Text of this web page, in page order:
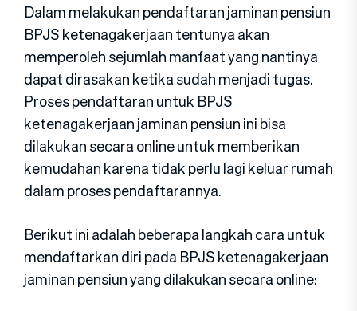
Dalam melakukan pendaftaran jaminan pensiun
BPJS ketenagakerjaan tentunya akan
memperoleh sejumlah manfaat yang nantinya
dapat dirasakan ketika sudah menjadi tugas.
Proses pendaftaran untuk BPJS
ketenagakerjaan jaminan pensiun ini bisa
dilakukan secara online untuk memberikan
kemudahan karena tidak perlu lagi keluar rumah
dalam proses pendaftarannya.
Berikut ini adalah beberapa langkah cara untuk
mendaftarkan diri pada BPJS ketenagakerjaan
jaminan pensiun yang dilakukan secara online: